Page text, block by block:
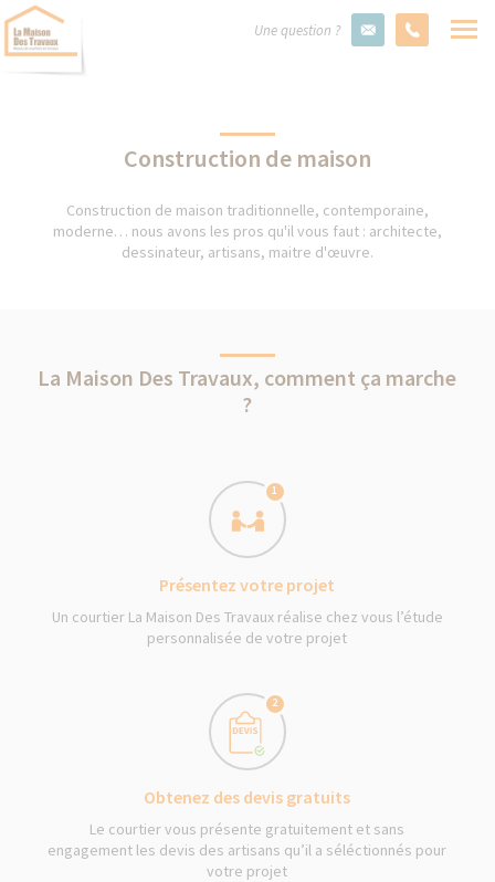
Une question ?
Construction de maison
Construction de maison traditionnelle, contemporaine,
moderne… nous avons les pros qu'il vous faut : architecte,
dessinateur, artisans, maitre d'œuvre.
La Maison Des Travaux, comment ça marche
?
1
Présentez votre projet
Un courtier La Maison Des Travaux réalise chez vous l’étude
personnalisée de votre projet
2
Obtenez des devis gratuits
Le courtier vous présente gratuitement et sans
engagement les devis des artisans qu’il a séléctionnés pour
votre projet